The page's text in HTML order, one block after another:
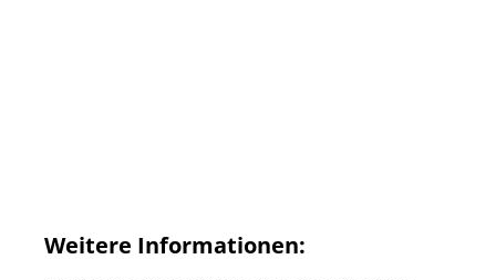
Weitere Informationen: